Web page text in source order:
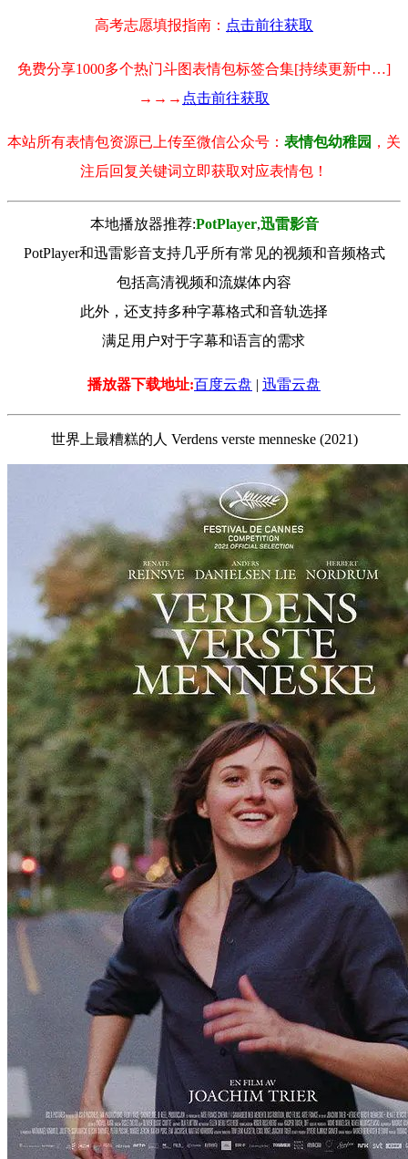
高考志愿填报指南： 点击前往获取
免费分享1000多个热门斗图表情包标签合集[持续更新中…]
→→→ 点击前往获取
本站所有表情包资源已上传至微信公众号： 表情包幼稚园 ，关
注后回复关键词立即获取对应表情包！
本地播放器推荐:РotРlayer,迅雷影音
PotPlayer和迅雷影音支持几乎所有常见的视频和音频格式
包括高清视频和流媒体内容
此外，还支持多种字幕格式和音轨选择
满足用户对于字幕和语言的需求
播放器下载地址:百度云盘 | 迅雷云盘
世界上最糟糕的人 Verdens verste menneske (2021)